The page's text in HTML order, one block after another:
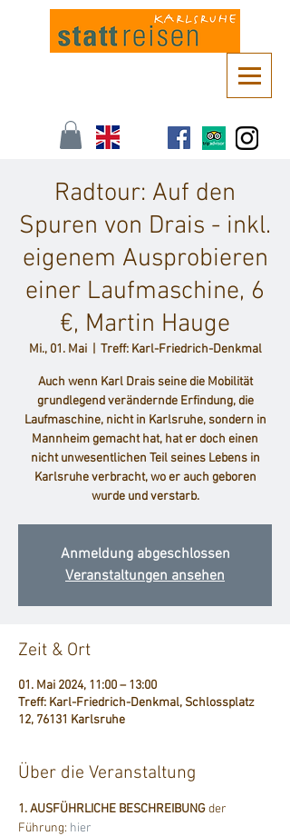
Radtour: Auf den
Spuren von Drais - inkl.
eigenem Ausprobieren
einer Laufmaschine, 6
€, Martin Hauge
Mi., 01. Mai
  |
Treff: Karl-Friedrich-Denkmal
Auch wenn Karl Drais seine die Mobilität
grundlegend verändernde Erfindung, die
Laufmaschine, nicht in Karlsruhe, sondern in
Mannheim gemacht hat, hat er doch einen
nicht unwesentlichen Teil seines Lebens in
Karlsruhe verbracht, wo er auch geboren
wurde und verstarb.
Anmeldung abgeschlossen
Veranstaltungen ansehen
Zeit & Ort
01. Mai 2024, 11:00 – 13:00
Treff: Karl-Friedrich-Denkmal, Schlossplatz
12, 76131 Karlsruhe
Über die Veranstaltung
1. AUSFÜHRLICHE BESCHREIBUNG der
Führung: hier